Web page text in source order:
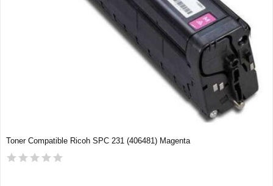
Toner Compatible Ricoh SPC 231 (406481) Magenta